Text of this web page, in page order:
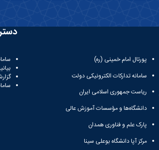
پورتال امام خمینی (ره)
سامانه تدارکات الکترونیکی دولت
ریاست جمهوری اسلامی ایران
دانشگاه‌ها و مؤسسات آموزش عالی
پارک علم و فناوری همدان
مرکز آپا دانشگاه بوعلی سینا